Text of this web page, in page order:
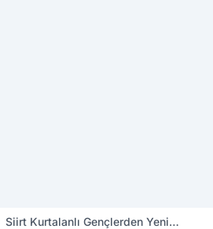
Siirt Kurtalanlı Gençlerden Yeni